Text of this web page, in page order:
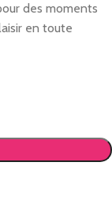
des moments
en toute